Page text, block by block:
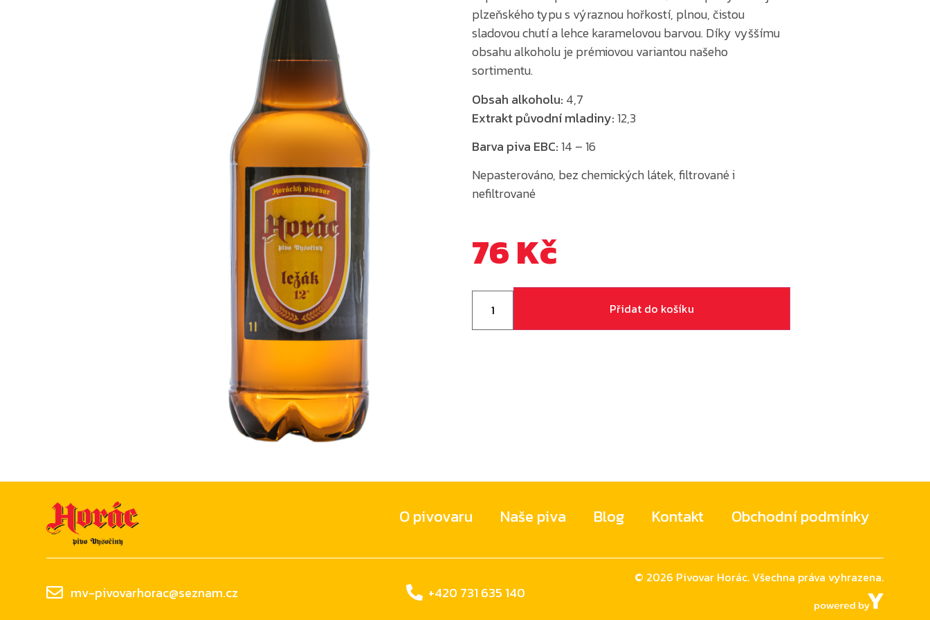
plzeňského typu s výraznou hořkostí, plnou, čistou
sladovou chutí a lehce karamelovou barvou. Díky vyššímu
obsahu alkoholu je prémiovou variantou našeho
sortimentu.
Obsah alkoholu: 4,7
Extrakt původní mladiny:12,3
Barva piva EBC:14 – 16
Nepasterováno, bez chemických látek, filtrované i
nefiltrované
76Kč
Přidat do košíku
O pivovaru Naše piva Blog Kontakt Obchodní podmínky
mv-pivovarhorac@seznam.cz +420 731 635 140
© 2026 Pivovar Horác. Všechna práva vyhrazena.